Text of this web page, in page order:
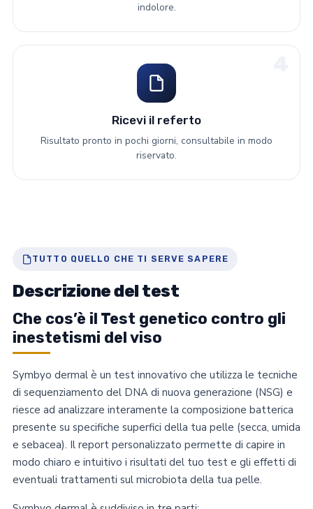
indolore.
Ricevi il referto
Risultato pronto in pochi giorni, consultabile in modo
riservato.
TUTTO QUELLO CHE TI SERVE SAPERE
Descrizione del test
Che cos’è il Test genetico contro gli
inestetismi del viso
Symbyo dermal è un test innovativo che utilizza le tecniche
di sequenziamento del DNA di nuova generazione (NSG) e
riesce ad analizzare interamente la composizione batterica
presente su specifiche superfici della tua pelle (secca, umida
e sebacea). Il report personalizzato permette di capire in
modo chiaro e intuitivo i risultati del tuo test e gli effetti di
eventuali trattamenti sul microbiota della tua pelle.